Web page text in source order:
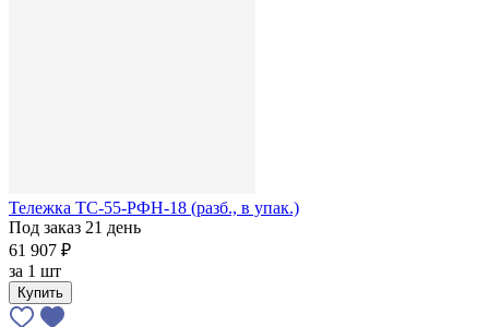
Тележка ТС-55-РФН-18 (разб., в упак.)
Под заказ 21 день
61 907 ₽
за 1 шт
Купить